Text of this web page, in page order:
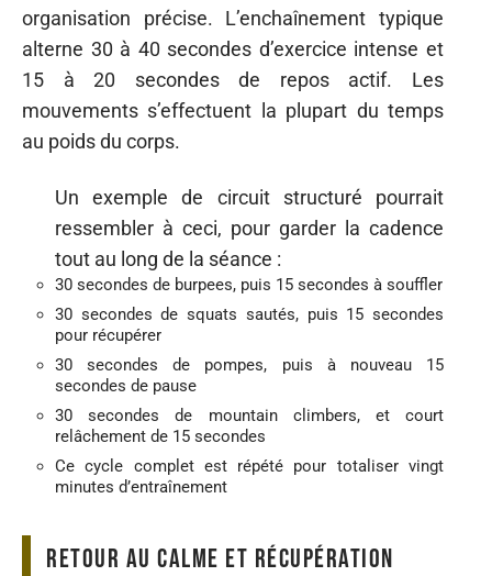
organisation précise. L’enchaînement typique
alterne 30 à 40 secondes d’exercice intense et
15 à 20 secondes de repos actif. Les
mouvements s’effectuent la plupart du temps
au poids du corps.
Un exemple de circuit structuré pourrait
ressembler à ceci, pour garder la cadence
tout au long de la séance :
30 secondes de burpees, puis 15 secondes à souffler
30 secondes de squats sautés, puis 15 secondes
pour récupérer
30 secondes de pompes, puis à nouveau 15
secondes de pause
30 secondes de mountain climbers, et court
relâchement de 15 secondes
Ce cycle complet est répété pour totaliser vingt
minutes d’entraînement
Retour au calme et récupération